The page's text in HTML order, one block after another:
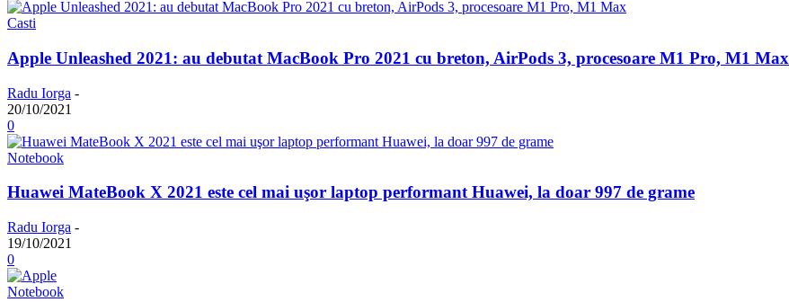
Casti
Apple Unleashed 2021: au debutat MacBook Pro 2021 cu breton, AirPods 3, procesoare M1 Pro, M1 Max
Radu Iorga -
20/10/2021
0
Notebook
Huawei MateBook X 2021 este cel mai uşor laptop performant Huawei, la doar 997 de grame
Radu Iorga -
19/10/2021
0
Notebook